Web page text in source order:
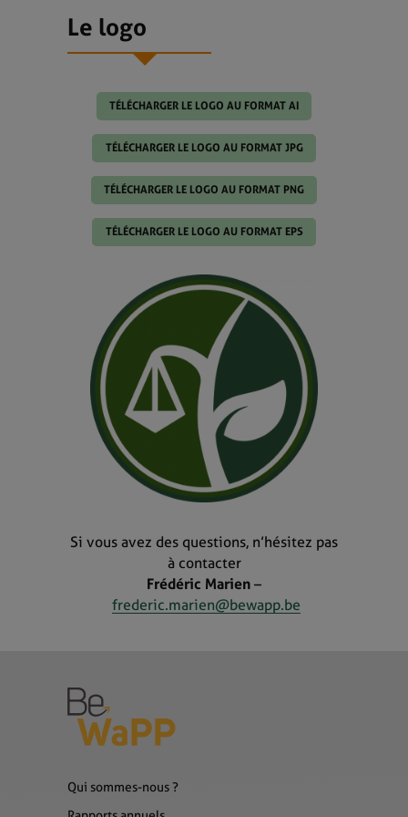
Le logo
TÉLÉCHARGER LE LOGO AU FORMAT AI
TÉLÉCHARGER LE LOGO AU FORMAT JPG
TÉLÉCHARGER LE LOGO AU FORMAT PNG
TÉLÉCHARGER LE LOGO AU FORMAT EPS
Si vous avez des questions, n’hésitez pas
à contacter
Frédéric Marien –
frederic.marien@bewapp.be
Qui sommes-nous ?